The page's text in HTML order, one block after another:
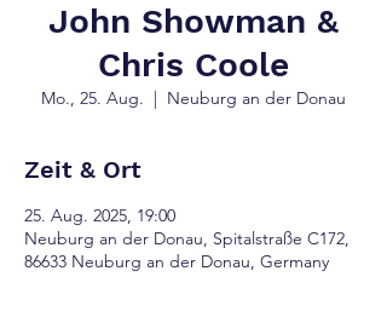
John Showman &
Chris Coole
Mo., 25. Aug.
  |
Neuburg an der Donau
Zeit & Ort
25. Aug. 2025, 19:00
Neuburg an der Donau, Spitalstraße C172,
86633 Neuburg an der Donau, Germany